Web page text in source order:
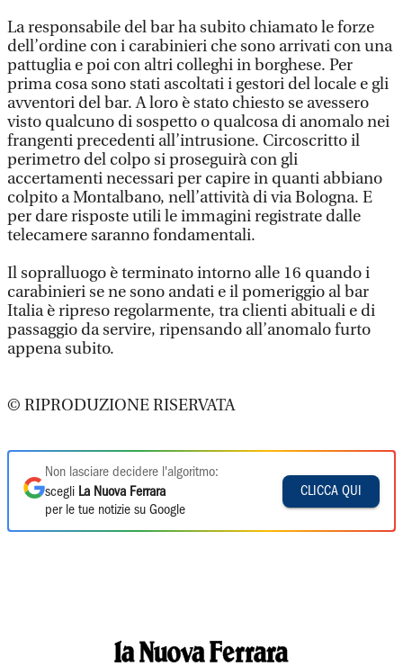
La responsabile del bar ha subito chiamato le forze
dell’ordine con i carabinieri che sono arrivati con una
pattuglia e poi con altri colleghi in borghese. Per
prima cosa sono stati ascoltati i gestori del locale e gli
avventori del bar. A loro è stato chiesto se avessero
visto qualcuno di sospetto o qualcosa di anomalo nei
frangenti precedenti all’intrusione. Circoscritto il
perimetro del colpo si proseguirà con gli
accertamenti necessari per capire in quanti abbiano
colpito a Montalbano, nell’attività di via Bologna. E
per dare risposte utili le immagini registrate dalle
telecamere saranno fondamentali.
Il sopralluogo è terminato intorno alle 16 quando i
carabinieri se ne sono andati e il pomeriggio al bar
Italia è ripreso regolarmente, tra clienti abituali e di
passaggio da servire, ripensando all’anomalo furto
appena subito.
© RIPRODUZIONE RISERVATA
Non lasciare decidere l'algoritmo:
scegli La Nuova Ferrara
per le tue notizie su Google
CLICCA QUI